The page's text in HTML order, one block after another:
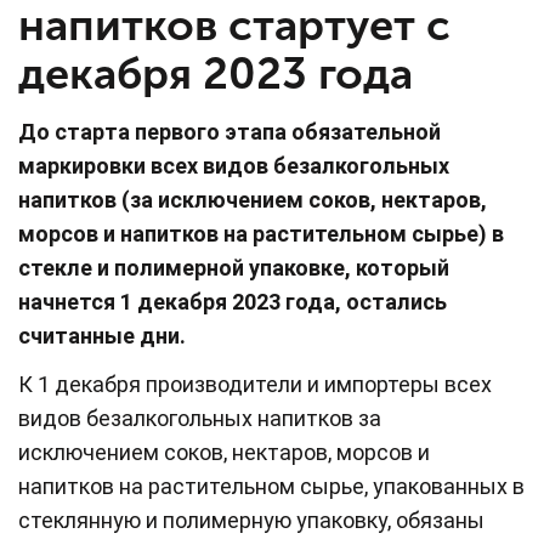
напитков стартует с
декабря 2023 года
До старта первого этапа обязательной
маркировки всех видов безалкогольных
напитков (за исключением соков, нектаров,
морсов и напитков на растительном сырье) в
стекле и полимерной упаковке, который
начнется 1 декабря 2023 года, остались
считанные дни.
К 1 декабря производители и импортеры всех
видов безалкогольных напитков за
исключением соков, нектаров, морсов и
напитков на растительном сырье, упакованных в
стеклянную и полимерную упаковку, обязаны